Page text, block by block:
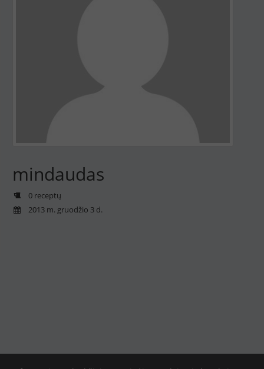
mindaudas
0 receptų
2013 m. gruodžio 3 d.